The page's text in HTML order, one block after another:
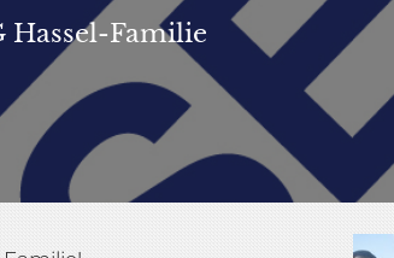
Hassel-Familie